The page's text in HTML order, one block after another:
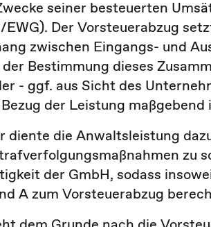
seiner besteuerten
Der Vorsteuerabzug
zwischen Eingangs- und
Bestimmung dieses
- ggf. aus Sicht des
der Leistung maßgebend
diente die Anwaltsleistung
zu
der GmbH, sodass
A zum Vorsteuerabzug